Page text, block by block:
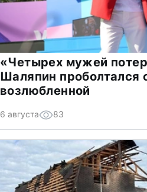
«Четырех мужей
Шаляпин проболтался
возлюбленной
6 августа 83